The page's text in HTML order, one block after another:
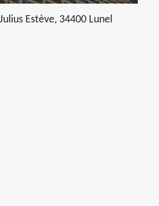
Estève, 34400 Lunel